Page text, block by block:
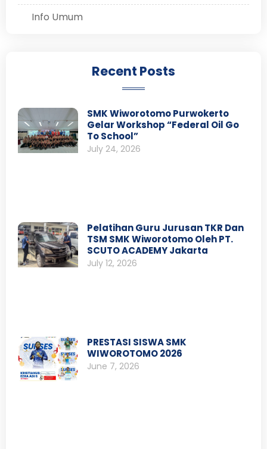
Info Umum
Recent Posts
SMK Wiworotomo Purwokerto
Gelar Workshop “Federal Oil Go
To School”
July 24, 2026
Pelatihan Guru Jurusan TKR Dan
TSM SMK Wiworotomo Oleh PT.
SCUTO ACADEMY Jakarta
July 12, 2026
PRESTASI SISWA SMK
WIWOROTOMO 2026
June 7, 2026